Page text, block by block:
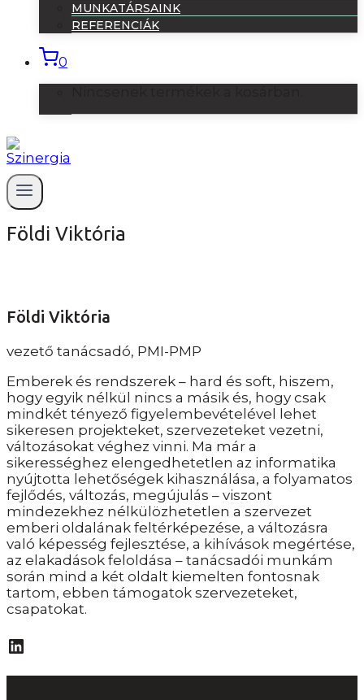
MUNKATÁRSAINK
REFERENCIÁK
0
Földi Viktória
Földi Viktória
vezető tanácsadó, PMI-PMP
Emberek és rendszerek – hard és soft, hiszem,
hogy egyik nélkül nincs a másik és, hogy csak
mindkét tényező figyelembevételével lehet
sikeresen projekteket, szervezeteket vezetni,
változásokat véghez vinni. Ma már a
sikerességhez elengedhetetlen az informatika
nyújtotta lehetőségek kihasználása, a folyamatos
fejlődés, változás, megújulás – viszont
mindezekhez nélkülözhetetlen a szervezet
emberi oldalának feltérképezése, a változásra
való képesség fejlesztése, a kihívások megértése,
az elakadások feloldása – tanácsadói munkám
során mind a két oldalt kiemelten fontosnak
tartom, ebben támogatok szervezeteket,
csapatokat.
LinkedIn